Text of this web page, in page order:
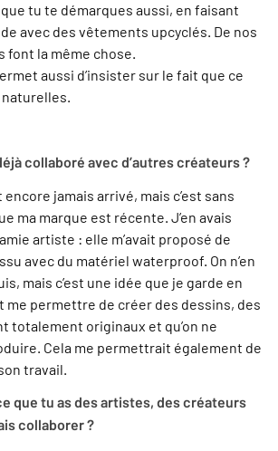
que tu te démarques aussi, en faisant
avec des vêtements upcyclés. De nos
font la même chose.
aussi d’insister sur le fait que ce
collaboré avec d’autres créateurs ?
encore jamais arrivé, mais c’est sans
ma marque est récente. J’en avais
artiste : elle m’avait proposé de
avec du matériel waterproof. On n’en
mais c’est une idée que je garde en
me permettre de créer des dessins, des
totalement originaux et qu’on ne
Cela me permettrait également de
travail.
que tu as des artistes, des créateurs
collaborer ?